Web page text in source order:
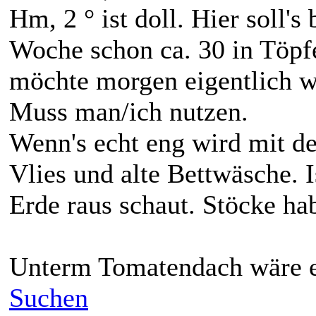
Hm, 2 ° ist doll. Hier soll's
Woche schon ca. 30 in
möchte morgen eigentlich
Muss man/ich nutzen.
Wenn's echt eng wird mit
Vlies und alte Bettwäsche.
Erde raus schaut. Stöcke
Unterm Tomatendach
Suchen